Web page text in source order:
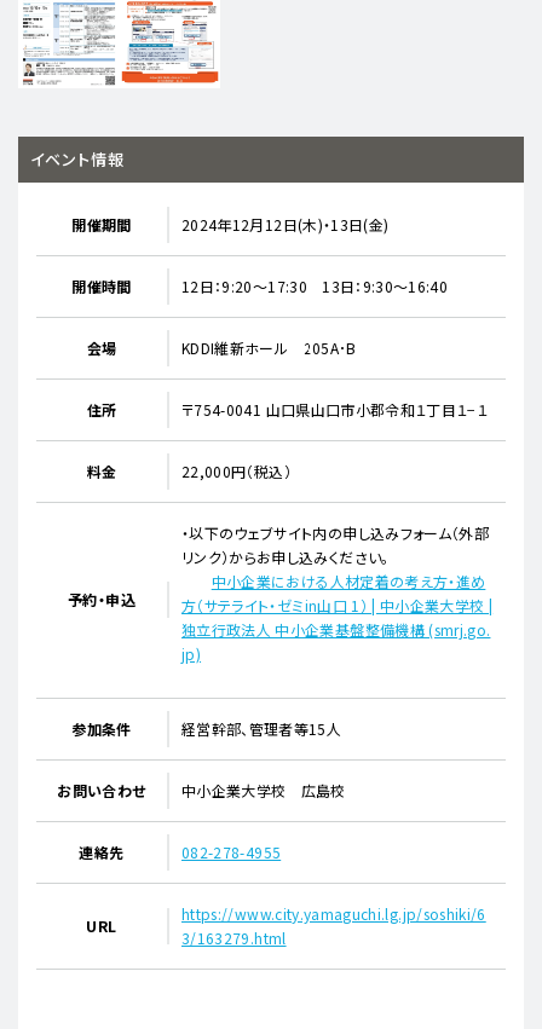
イベント情報
開催期間 2024年12月12日(木)・13日(金)
開催時間 12日：9:20～17:30 13日：9:30～16:40
会場 KDDI維新ホール 205A･B
住所 〒754-0041 山口県山口市小郡令和１丁目１−１
料金 22,000円（税込）
予約・申込
・以下のウェブサイト内の申し込みフォーム（外部
リンク）からお申し込みください。
中小企業における人材定着の考え方・進め
方（サテライト・ゼミin山口 1） | 中小企業大学校 |
独立行政法人 中小企業基盤整備機構 (smrj.go.
jp)
参加条件 経営幹部、管理者等15人
お問い合わせ 中小企業大学校 広島校
連絡先 082-278-4955
URL
https://www.city.yamaguchi.lg.jp/soshiki/6
3/163279.html